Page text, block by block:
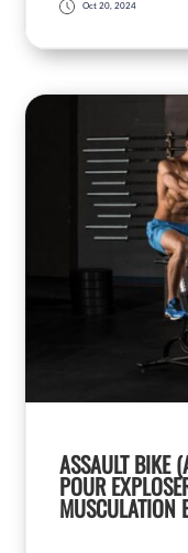
Oct 20, 2024
ASSAULT BIKE
POUR
MUSCULATION